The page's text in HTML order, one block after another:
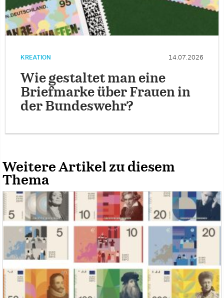
KREATION 14.07.2026
Wie gestaltet man eine
Briefmarke über Frauen in
der Bundeswehr?
Weitere Artikel zu diesem
Thema